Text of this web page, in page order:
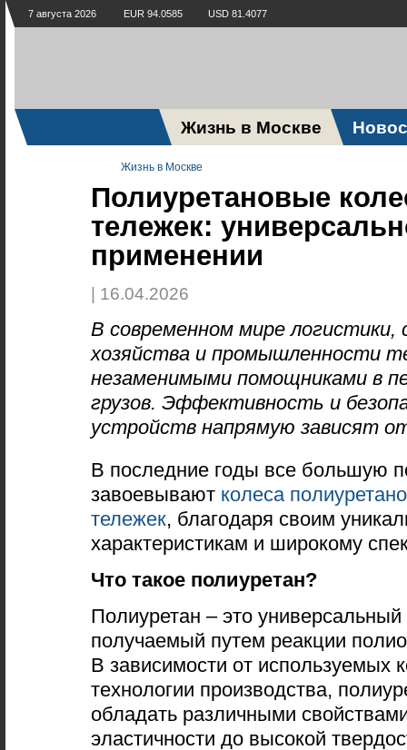
7 августа 2026 EUR 94.0585 USD 81.4077
Жизнь в Москве
Жизнь в Москве
Полиуретановые
тележек:
применении
| 16.04.2026
В современном мире логистики,
хозяйства и промышленности
незаменимыми помощниками в
грузов. Эффективность и
устройств напрямую зависят
В последние годы все большую
завоевывают колеса
тележек, благодаря своим
характеристикам и широкому
Что такое полиуретан?
Полиуретан – это
получаемый путем реакции
В зависимости от используемых
технологии производства,
обладать различными
эластичности до высокой